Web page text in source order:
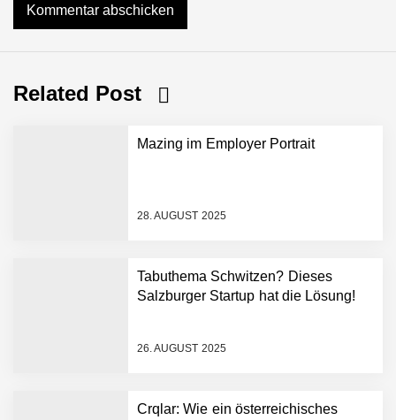
Related Post
Mazing im Employer Portrait
28. AUGUST 2025
Tabuthema Schwitzen? Dieses
Salzburger Startup hat die Lösung!
26. AUGUST 2025
Crqlar: Wie ein österreichisches
Portrait
Tabuthema Schwitzen?